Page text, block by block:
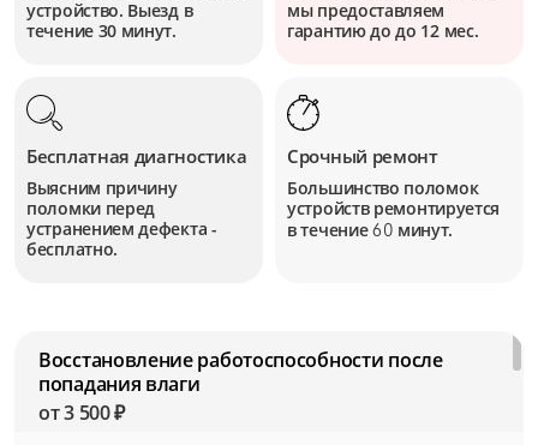
устройство. Выезд в
течение 30 минут.
мы предоставляем
гарантию до до 12 мес.
Бесплатная диагностика
Выясним причину
поломки перед
устранением дефекта -
бесплатно.
Срочный ремонт
Большинство поломок
устройств ремонтируется
в течение60 минут.
Восстановление работоспособности после
попадания влаги
от 3 500 ₽